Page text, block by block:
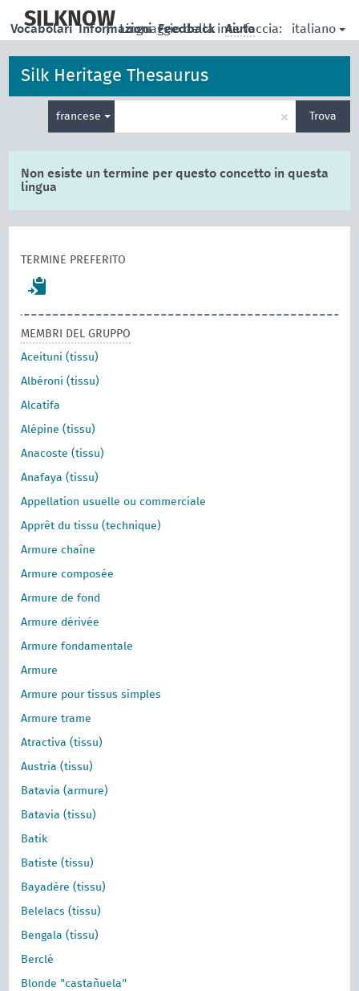
main
SILKNOW
| Linguaggio della interfaccia: italiano
Vocabolari Informazioni Feedback Aiuto
Silk Heritage Thesaurus
francese
la
× Trova
Non esiste un termine per questo concetto in questa
lingua
TERMINE PREFERITO
MEMBRI DEL GRUPPO
Aceituni (tissu)
Albéroni (tissu)
Alcatifa
Alépine (tissu)
Anacoste (tissu)
Anafaya (tissu)
Appellation usuelle ou commerciale
Apprêt du tissu (technique)
Armure chaîne
Armure composée
Armure de fond
Armure dérivée
Armure fondamentale
Armure
Armure pour tissus simples
Armure trame
Atractiva (tissu)
Austria (tissu)
Batavia (armure)
Batavia (tissu)
Batik
Batiste (tissu)
Bayadère (tissu)
Belelacs (tissu)
Bengala (tissu)
Berclé
Blonde "castañuela"